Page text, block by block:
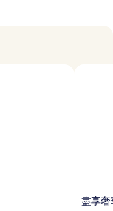
盡享奢